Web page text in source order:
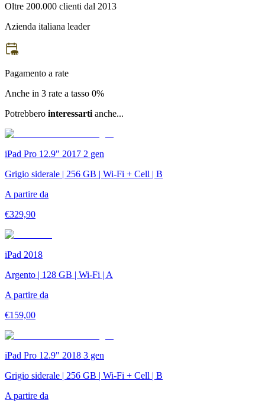
Oltre 200.000 clienti dal 2013
Azienda italiana leader
Pagamento a rate
Anche in 3 rate a tasso 0%
Potrebbero interessarti anche...
iPad Pro 12.9" 2017 2 gen
Grigio siderale | 256 GB | Wi-Fi + Cell | B
A partire da
€329,90
iPad 2018
Argento | 128 GB | Wi-Fi | A
A partire da
€159,00
iPad Pro 12.9" 2018 3 gen
Grigio siderale | 256 GB | Wi-Fi + Cell | B
A partire da